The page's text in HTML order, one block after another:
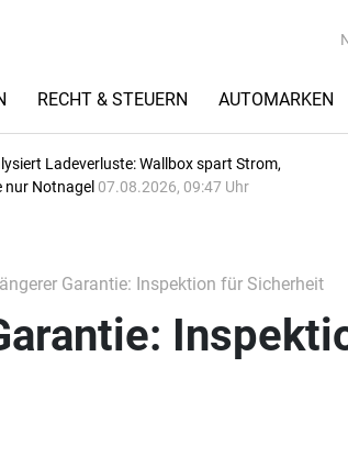
RECHT & STEUERN AUTOMARKEN
Ladeverluste: Wallbox spart Strom,
nur Notnagel 07.08.2026, 09:47 Uhr
Garantie: Inspektion für Sicherheit